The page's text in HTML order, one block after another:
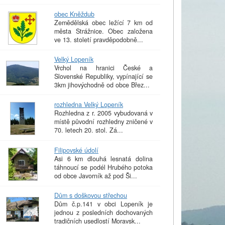
obec Kněždub
Zemědělská obec ležící 7 km od
města Strážnice. Obec založena
ve 13. století pravděpodobně...
Velký Lopeník
Vrchol na hranici České a
Slovenské Republiky, vypínající se
3km jihovýchodně od obce Břez...
rozhledna Velký Lopeník
Rozhledna z r. 2005 vybudovaná v
místě původní rozhledny zničené v
70. letech 20. stol. Zá...
Filipovské údolí
Asi 6 km dlouhá lesnatá dolina
táhnoucí se podél Hrubého potoka
od obce Javorník až pod Ši...
Dům s doškovou střechou
Dům č.p.141 v obci Lopeník je
jednou z posledních dochovaných
tradičních usedlostí Moravsk...